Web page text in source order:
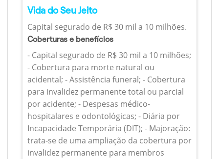
Vida do Seu Jeito
Capital segurado de R$ 30 mil a 10 milhões.
Coberturas e benefícios
- Capital segurado de R$ 30 mil a 10 milhões;
- Cobertura para morte natural ou
acidental; - Assistência funeral; - Cobertura
para invalidez permanente total ou parcial
por acidente; - Despesas médico-
hospitalares e odontológicas; - Diária por
Incapacidade Temporária (DIT); - Majoração:
trata-se de uma ampliação da cobertura por
invalidez permanente para membros